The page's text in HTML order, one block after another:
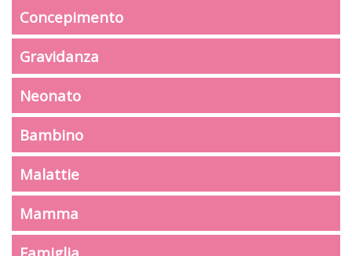
Concepimento
Gravidanza
Neonato
Bambino
Malattie
Mamma